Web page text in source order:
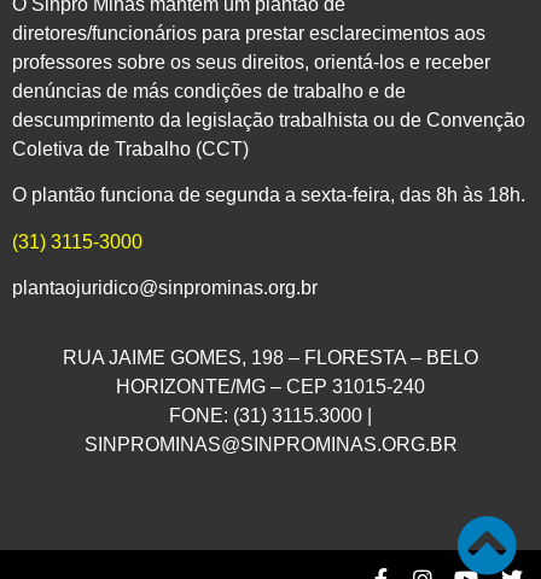
diretores/funcionários para prestar esclarecimentos aos
professores sobre os seus direitos, orientá-los e receber
denúncias de más condições de trabalho e de
descumprimento da legislação trabalhista ou de Convenção
Coletiva de Trabalho (CCT)
O plantão funciona de segunda a sexta-feira, das 8h às 18h.
(31) 3115-3000
plantaojuridico@sinprominas.org.br
RUA JAIME GOMES, 198 – FLORESTA – BELO
HORIZONTE/MG – CEP 31015-240
FONE: (31) 3115.3000 |
SINPROMINAS@SINPROMINAS.ORG.BR